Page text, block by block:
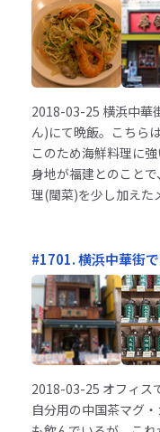
2018-03-25 横浜中華
ん)にて晩飯。こちら
このため海鮮料理に
身地が福建とのこと
理(閩菜)を少し加えた
#1701. 横浜中華街
2018-03-25 オフィス
自分用の中国茶マグ